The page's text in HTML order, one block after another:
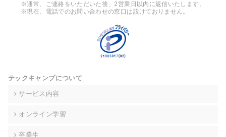
ンをとるために、氏名等の一部の情報をサービス内で使用する
チャットツールで発信することにより、本サービスの他の利用
者等に提供することがあります。
当社は事業運営上、前項利用目的の範囲に限って個人情報を外
高い委託先を選定し、個人情報の適正管理・機密保持について
個人情報の開示等(利用目的の通知、開示、内容の訂正・追加・
※通常、ご連絡をいただいた後、2営業日以内に返信いたします。
※現在、電話でのお問い合わせの窓口は設けておりません。
テックキャンプについて
サービス内容
オンライン学習
卒業生